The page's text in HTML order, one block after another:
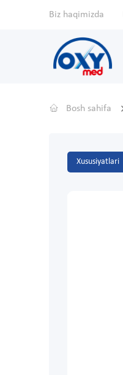
Biz haqimizda
Bosh sahifa
Xususiyatlari